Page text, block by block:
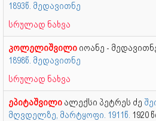
1893წ. მედავითნე
სრულად ნახვა
კოლელიშვილი იოანე -
1898წ. მედავითნე
სრულად ნახვა
ეპიტაშვილი ალექსი პეტრეს ძე
მღვდელზე, მარტყოფი. 1911წ. 1920